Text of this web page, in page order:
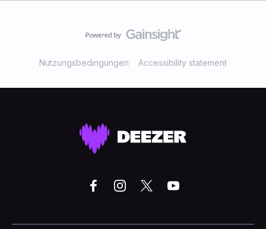
Nutzungsbedingungen Accessibility statement